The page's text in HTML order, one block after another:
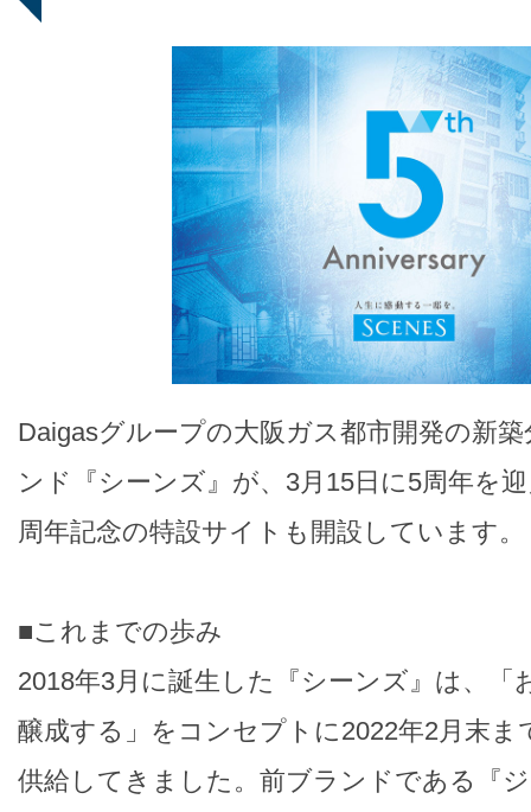
Daigasグループの大阪ガス都市開発の新
ンド『シーンズ』が、3月15日に5周年を
周年記念の特設サイトも開設しています。
■これまでの歩み
2018年3月に誕生した『シーンズ』は、「
醸成する」をコンセプトに2022年2月末ま
供給してきました。前ブランドである『